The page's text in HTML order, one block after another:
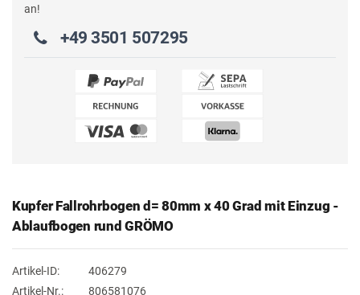
an!
+49 3501 507295
Kupfer Fallrohrbogen d= 80mm x 40 Grad mit Einzug -
Ablaufbogen rund GRÖMO
Artikel-ID:
406279
Artikel-Nr.:
806581076